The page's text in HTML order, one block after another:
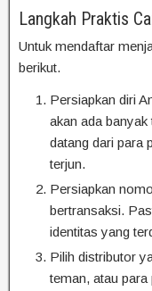
Langkah Praktis
Untuk mendaftar
berikut.
Persiapkan diri
akan ada
datang dari para
terjun.
Persiapkan
bertransaksi.
identitas yang
Pilih distributor
teman, atau